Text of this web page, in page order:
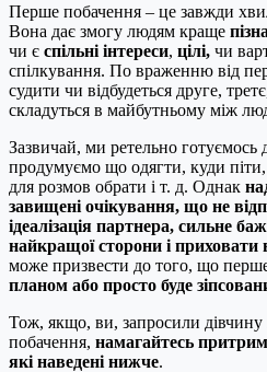
Перше побачення – це завжди
Вона дає змогу людям краще
чи є спільні інтереси, цілі, чи
спілкування. По враженню від
судити чи відбудеться друге,
складуться в майбутньому між
Зазвичай, ми ретельно готуємось
продумуємо що одягти, куди
для розмов обрати і т. д. Однак
завищені очікування, що не
ідеалізація партнера, сильне
найкращої сторони і приховати
може призвести до того, що
планом або просто буде
Тож, якщо, ви, запросили дівчину
побачення, намагайтесь
які наведені нижче.